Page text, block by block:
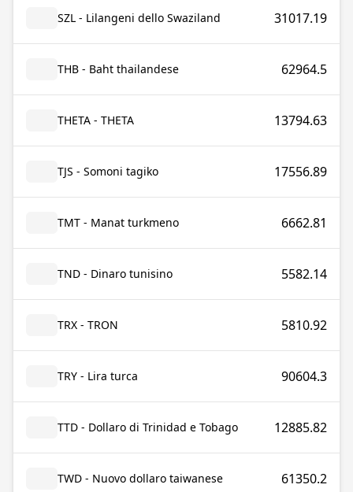
SZL - Lilangeni dello Swaziland 31017.19
THB - Baht thailandese 62964.5
THETA - THETA 13794.63
TJS - Somoni tagiko 17556.89
TMT - Manat turkmeno 6662.81
TND - Dinaro tunisino 5582.14
TRX - TRON 5810.92
TRY - Lira turca 90604.3
TTD - Dollaro di Trinidad e Tobago 12885.82
TWD - Nuovo dollaro taiwanese 61350.2